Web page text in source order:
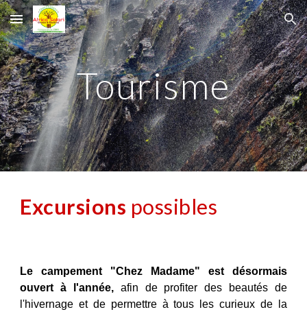
Skip to main content Skip to navigation
Tourisme
Excursions possibles
Le campement "Chez Madame" est désormais
ouvert à l'année,afin de profiter des beautés de
l'hivernage et de permettre à tous les curieux de la